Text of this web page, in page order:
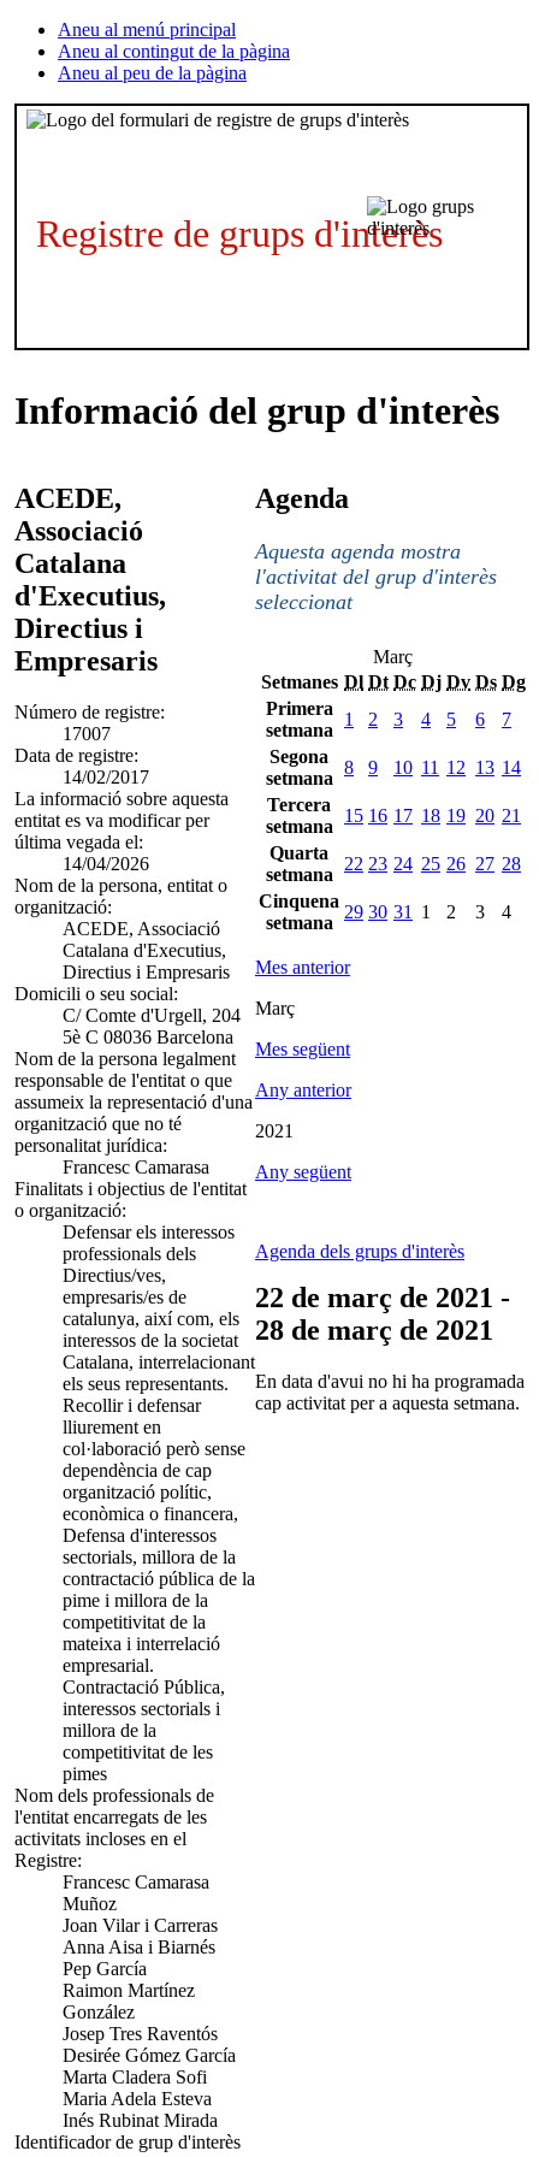
Aneu al menú principal
Aneu al contingut de la pàgina
Aneu al peu de la pàgina
Registre de grups d'interès
Informació del grup d'interès
ACEDE,
Associació
Catalana
d'Executius,
Directius i
Empresaris
Número de registre:
17007
Data de registre:
14/02/2017
La informació sobre aquesta
entitat es va modificar per
última vegada el:
14/04/2026
Nom de la persona, entitat o
organització:
ACEDE, Associació
Catalana d'Executius,
Directius i Empresaris
Domicili o seu social:
C/ Comte d'Urgell, 204
5è C 08036 Barcelona
Nom de la persona legalment
responsable de l'entitat o que
assumeix la representació d'una
organització que no té
personalitat jurídica:
Francesc Camarasa
Finalitats i objectius de l'entitat
o organització:
Defensar els interessos
professionals dels
Directius/ves,
empresaris/es de
catalunya, així com, els
interessos de la societat
Catalana, interrelacionant
els seus representants.
Recollir i defensar
lliurement en
col·laboració però sense
dependència de cap
organització polític,
econòmica o financera,
Defensa d'interessos
sectorials, millora de la
contractació pública de la
pime i millora de la
competitivitat de la
mateixa i interrelació
empresarial.
Contractació Pública,
interessos sectorials i
millora de la
competitivitat de les
pimes
Nom dels professionals de
l'entitat encarregats de les
activitats incloses en el
Registre:
Francesc Camarasa
Muñoz
Joan Vilar i Carreras
Anna Aisa i Biarnés
Pep García
Raimon Martínez
González
Josep Tres Raventós
Desirée Gómez García
Marta Cladera Sofi
Maria Adela Esteva
Inés Rubinat Mirada
Identificador de grup d'interès
Agenda
Aquesta agenda mostra
l'activitat del grup d'interès
seleccionat
Març
Setmanes Dl Dt Dc Dj Dv Ds Dg
Primera
setmana
1 2 3 4 5 6
7
Segona
setmana
8 9 10 11 12 13 14
Tercera
setmana
15 16 17 18 19 20 21
Quarta
setmana
22 23 24 25 26 27 28
Cinquena
setmana
29 30 31 1 2 3 4
Mes anterior
Març
Mes següent
Any anterior
2021
Any següent
Agenda dels grups d'interès
22 de març de 2021 -
28 de març de 2021
En data d'avui no hi ha programada
cap activitat per a aquesta setmana.